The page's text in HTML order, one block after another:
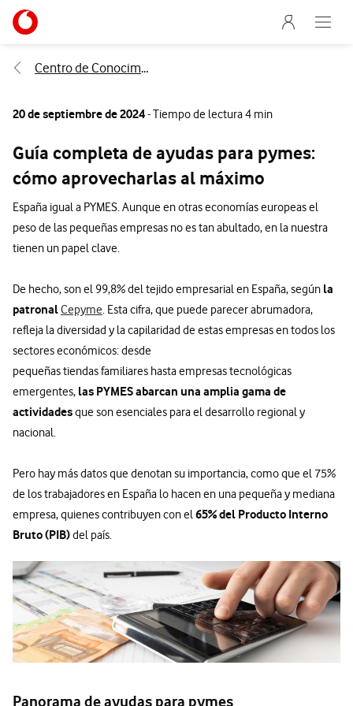
Ir a la pagina principal de vodafone.es
Menu
Abre
Centro de Conocimiento
20 de septiembre de 2024- Tiempo de lectura 4 min
Guía completa de ayudas para pymes:
cómo aprovecharlas al máximo
España igual a PYMES. Aunque en otras economías europeas el
peso de las pequeñas empresas no es tan abultado, en la nuestra
tienen un papel clave.
De hecho, son el 99,8% del tejido empresarial en España, según la
patronalCepyme. Esta cifra, que puede parecer abrumadora,
refleja la diversidad y la capilaridad de estas empresas en todos los
sectores económicos: desde
pequeñas tiendas familiares hasta empresas tecnológicas
emergentes, las PYMES abarcan una amplia gama de
actividadesque son esenciales para el desarrollo regional y
nacional.
Pero hay más datos que denotan su importancia, como que el 75%
de los trabajadores en España lo hacen en una pequeña y mediana
empresa, quienes contribuyen con el65% del Producto Interno
Bruto (PIB)del país.
Panorama de ayudas para pymes